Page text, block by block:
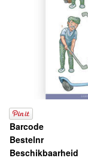
Barcode
Bestelnr
Beschikbaarheid